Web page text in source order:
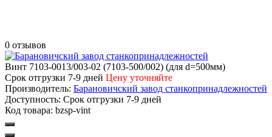
0 отзывов
Винт 7103-0013/003-02 (7103-500/002) (для d=500мм)
Срок отгрузки 7-9 дней Цену уточняйте
Производитель: Барановичский завод станкопринадлежностей
Доступность: Срок отгрузки 7-9 дней
Код товара: bzsp-vint